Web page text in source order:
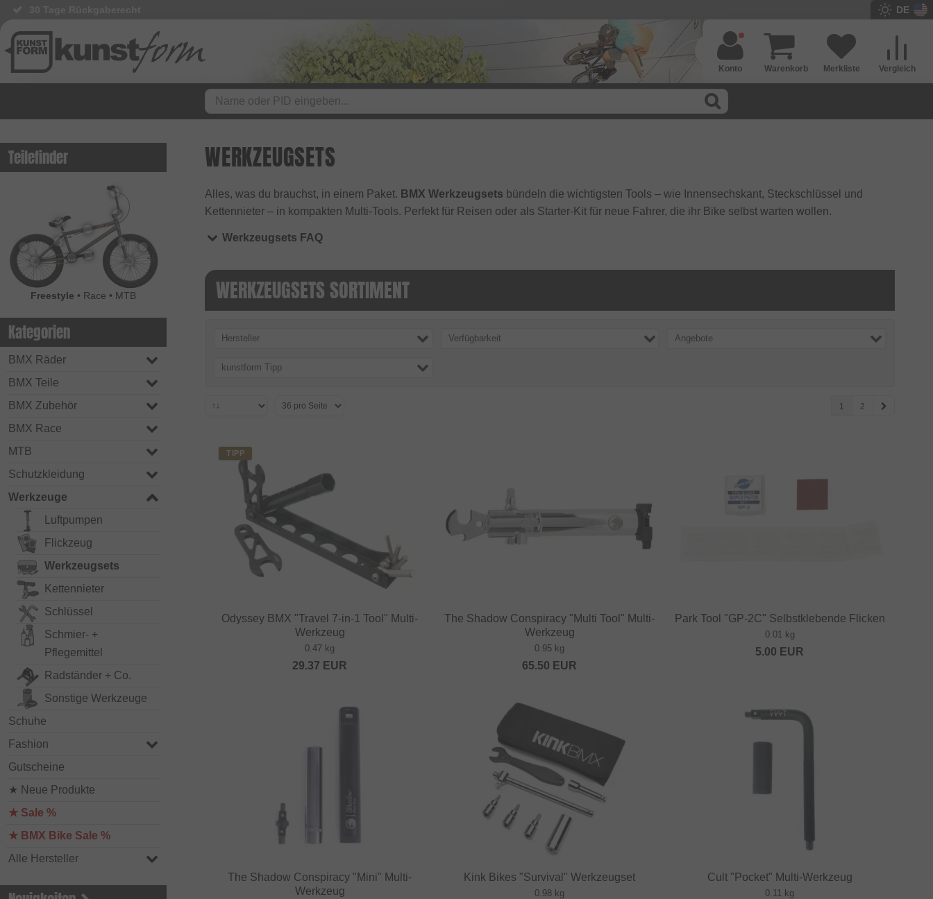
DE
Vergleich
Merkliste
Warenkorb
Konto
Teilefinder
Freestyle • Race • MTB
Kategorien
BMX Räder
BMX Teile
BMX Zubehör
BMX Race
MTB
Schutzkleidung
Werkzeuge
Luftpumpen
Flickzeug
Werkzeugsets
Kettennieter
Schlüssel
Schmier- +
Pflegemittel
Radständer + Co.
Sonstige Werkzeuge
Schuhe
Fashion
Gutscheine
★ Neue Produkte
★ Sale %
★ BMX Bike Sale %
Alle Hersteller
WERKZEUGSETS
Alles, was du brauchst, in einem Paket. BMX Werkzeugsets bündeln die wichtigsten Tools – wie Innensechskant, Steckschlüssel und
Kettennieter – in kompakten Multi-Tools. Perfekt für Reisen oder als Starter-Kit für neue Fahrer, die ihr Bike selbst warten wollen.
Werkzeugsets FAQ
WERKZEUGSETS SORTIMENT
Hersteller Verfügbarkeit Angebote
kunstform Tipp
1 2
TIPP
Odyssey BMX "Travel 7‑in‑1 Tool" Multi-
Werkzeug
0.47 kg
29.37 EUR
The Shadow Conspiracy "Multi Tool" Multi-
Werkzeug
0.95 kg
65.50 EUR
Park Tool "GP-2C" Selbstklebende Flicken
0.01 kg
5.00 EUR
The Shadow Conspiracy "Mini" Multi-
Werkzeug
Kink Bikes "Survival" Werkzeugset
0.98 kg
Cult "Pocket" Multi-Werkzeug
0.11 kg